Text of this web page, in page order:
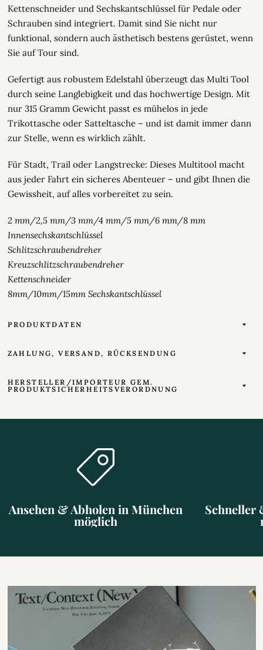
Kettenschneider und Sechskantschlüssel für Pedale oder
Schrauben sind integriert. Damit sind Sie nicht nur
funktional, sondern auch ästhetisch bestens gerüstet, wenn
Sie auf Tour sind.
Gefertigt aus robustem Edelstahl überzeugt das Multi Tool
durch seine Langlebigkeit und das hochwertige Design. Mit
nur 315 Gramm Gewicht passt es mühelos in jede
Trikottasche oder Satteltasche – und ist damit immer dann
zur Stelle, wenn es wirklich zählt.
Für Stadt, Trail oder Langstrecke: Dieses Multitool macht
aus jeder Fahrt ein sicheres Abenteuer – und gibt Ihnen die
Gewissheit, auf alles vorbereitet zu sein.
2 mm/2,5 mm/3 mm/4 mm/5 mm/6 mm/8 mm
Innensechskantschlüssel
Schlitzschraubendreher
Kreuzschlitzschraubendreher
Kettenschneider
8mm/10mm/15mm Sechskantschlüssel
PRODUKTDATEN
ZAHLUNG, VERSAND, RÜCKSENDUNG
HERSTELLER/IMPORTEUR GEM.
PRODUKTSICHERHEITSVERORDNUNG
Ansehen & Abholen in München
möglich
Schneller